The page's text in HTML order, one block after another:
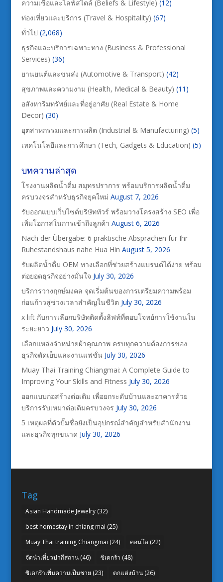
ความเชื่อและไลฟ์สไตล์ (Beliefs & Lifestyle) (12)
ท่องเที่ยวและบริการ (Travel & Hospitality) (67)
ทั่วไป (2,068)
ธุรกิจและบริการเฉพาะทาง (Business & Professional
Services) (36)
ยานยนต์และขนส่ง (Automotive & Transport) (42)
สุขภาพและความงาม (Health, Medical & Beauty) (11)
อสังหาริมทรัพย์และที่อยู่อาศัย (Real Estate & Home
Decor) (30)
อุตสาหกรรมและการผลิต (Industrial & Manufacturing) (5)
เทคโนโลยีและการศึกษา (Tech, Gadgets & Education) (5)
บทความล่าสุด
โรงงานผลิตน้ำดื่ม สมุทรปราการ พร้อมบริการผลิตน้ำดื่ม
ครบวงจรสำหรับธุรกิจยุคใหม่ August 7, 2026
รับออกแบบเว็บไซต์บริษัททัวร์ พร้อมวางโครงสร้าง SEO เพื่อ
เพิ่มโอกาสในการเข้าถึงลูกค้า August 6, 2026
Nach der Übergabe: 6 praktische Absprachen für Ihr
Ruhestandshaus nahe Hua Hin August 5, 2026
รับผลิตน้ำดื่ม OEM ทางเลือกที่ช่วยสร้างแบรนด์ได้ง่าย พร้อม
ต่อยอดธุรกิจอย่างมั่นใจ July 30, 2026
บริการวางฤกษ์มงคล จุดเริ่มต้นของการเตรียมความพร้อม
ก่อนก้าวสู่ช่วงเวลาสำคัญในชีวิต July 30, 2026
x lift กับการเลือกบริษัทติดตั้งลิฟท์ที่ตอบโจทย์การใช้งานใน
ระยะยาว July 30, 2026
เลือกแหล่งจำหน่ายผ้าคุณภาพ ครบทุกความต้องการของ
ธุรกิจตัดเย็บและงานแฟชั่น July 30, 2026
Muay Thai Training Chiangmai: A Complete Guide to
Improving Your Skills and Fitness July 30, 2026
ออกแบบก่อสร้างต่อเติม เพื่อยกระดับบ้านและอาคารด้วย
บริการรับเหมาต่อเติมครบวงจร July 30, 2026
5 เหตุผลที่ตัวปั๊มชื่อยังเป็นอุปกรณ์สำคัญสำหรับสำนักงาน
และธุรกิจทุกขนาด July 30, 2026
Tag
Asian Handmade Jewelry(32)
best homestay in chiang mai (25)
Muay Thai training Chiangmai (24) คอนโด (22)
จัดนำเที่ยวปากีสถาน(46) ซิเดกร้า (48)
ซิเดกร้าเพิ่มความเป็นชาย (23) ตกแต่งบ้าน(26)